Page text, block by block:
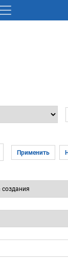
Найти
Применить